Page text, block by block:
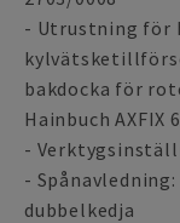
- Utrustning för
bakdocka för
Hainbuch AXFIX
-
-
dubbelkedja